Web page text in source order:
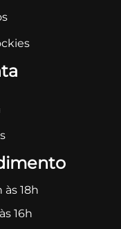
18h
16h